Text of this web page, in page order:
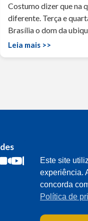
Costumo dizer que na
diferente. Terça e
Brasília o dom da
Leia mais >>
Este site
experiência.
concorda
Política de